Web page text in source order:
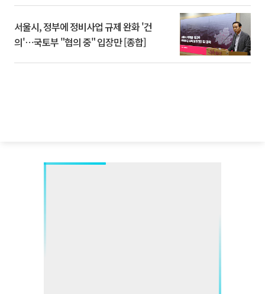
서울시, 정부에 정비사업 규제 완화 '건
의'⋯국토부 "협의 중" 입장만 [종합]